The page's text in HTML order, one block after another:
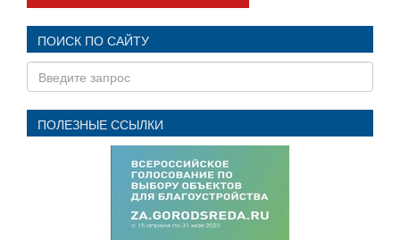
ПОИСК ПО САЙТУ
ПОЛЕЗНЫЕ ССЫЛКИ